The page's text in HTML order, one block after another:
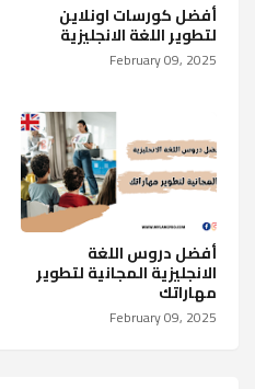
أفضل كورسات اونلاين
لتطوير اللغة الانجليزية
February 09, 2025
أفضل دروس اللغة
الانجليزية المجانية لتطوير
مهاراتك
February 09, 2025